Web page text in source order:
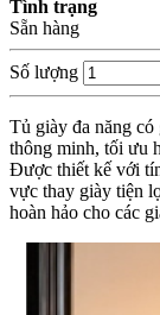
Tình trạng
Sẵn hàng
Số lượng
Tủ giày đa năng
thông minh, tối ưu
Được thiết kế với
vực thay giày tiện
hoàn hảo cho các